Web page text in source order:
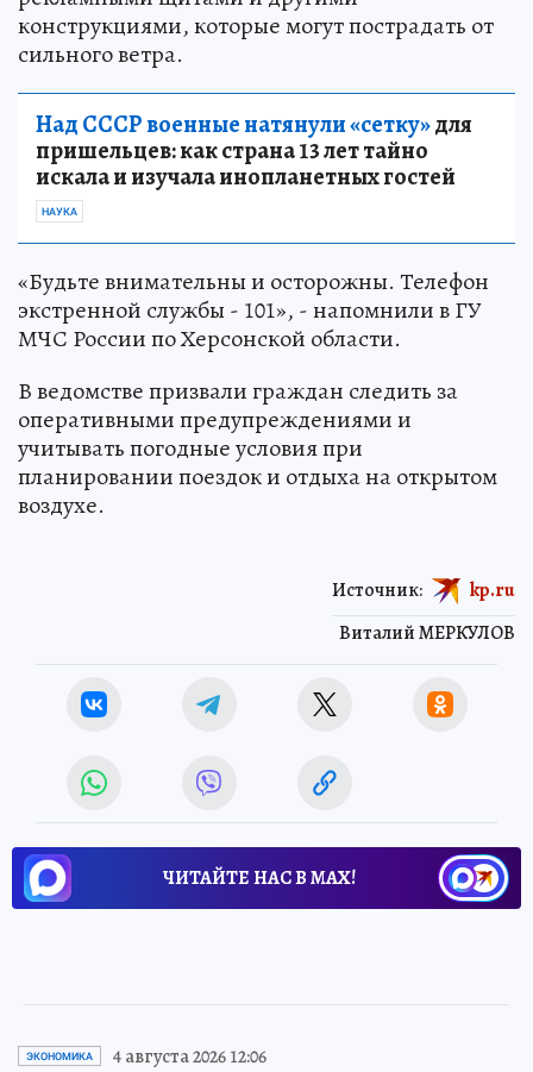
конструкциями, которые могут пострадать от
сильного ветра.
Над СССР военные натянули «сетку»для
пришельцев: как страна 13 лет тайно
искала и изучала инопланетных гостей
НАУКА
«Будьте внимательны и осторожны. Телефон
экстренной службы - 101», - напомнили в ГУ
МЧС России по Херсонской области.
В ведомстве призвали граждан следить за
оперативными предупреждениями и
учитывать погодные условия при
планировании поездок и отдыха на открытом
воздухе.
Виталий МЕРКУЛОВ
Источник: kp.ru
ЧИТАЙТЕ НАС В МАХ!
ЭКОНОМИКА 4 августа 2026 12:06